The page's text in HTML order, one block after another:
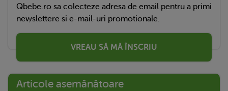
Qbebe.ro sa colecteze adresa de email pentru a primi
newslettere si e-mail-uri promotionale.
VREAU SĂ MĂ ÎNSCRIU
Articole asemănătoare